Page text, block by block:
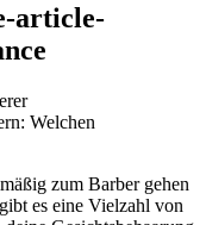
article-
Welchen
zum Barber gehen
es eine Vielzahl von